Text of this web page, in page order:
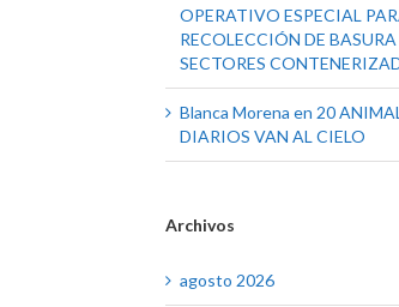
OPERATIVO ESPECIAL
RECOLECCIÓN DE BASURA
SECTORES
Blanca Morena en 20
DIARIOS VAN AL CIELO
Archivos
agosto 2026